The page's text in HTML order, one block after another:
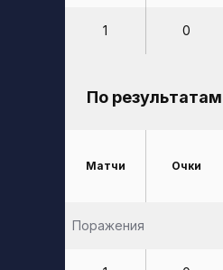
1 0
По
Матчи Очки
Поражения